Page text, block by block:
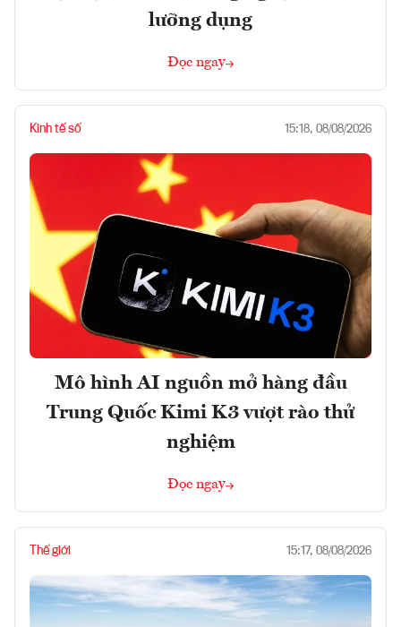
lưỡng dụng
Đọc ngay
Kinh tế số 15:18, 08/08/2026
Mô hình AI nguồn mở hàng đầu
Trung Quốc Kimi K3 vượt rào thử
nghiệm
Đọc ngay
Thế giới 15:17, 08/08/2026